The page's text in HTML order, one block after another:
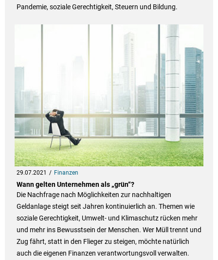
Pandemie, soziale Gerechtigkeit, Steuern und Bildung.
29.07.2021 Finanzen
Wann gelten Unternehmen als „grün“?
Die Nachfrage nach Möglichkeiten zur nachhaltigen
Geldanlage steigt seit Jahren kontinuierlich an. Themen wie
soziale Gerechtigkeit, Umwelt- und Klimaschutz rücken mehr
und mehr ins Bewusstsein der Menschen. Wer Müll trennt und
Zug fährt, statt in den Flieger zu steigen, möchte natürlich
auch die eigenen Finanzen verantwortungsvoll verwalten.